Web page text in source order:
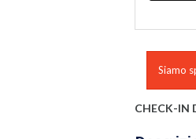
Siamo
CHECK-IN